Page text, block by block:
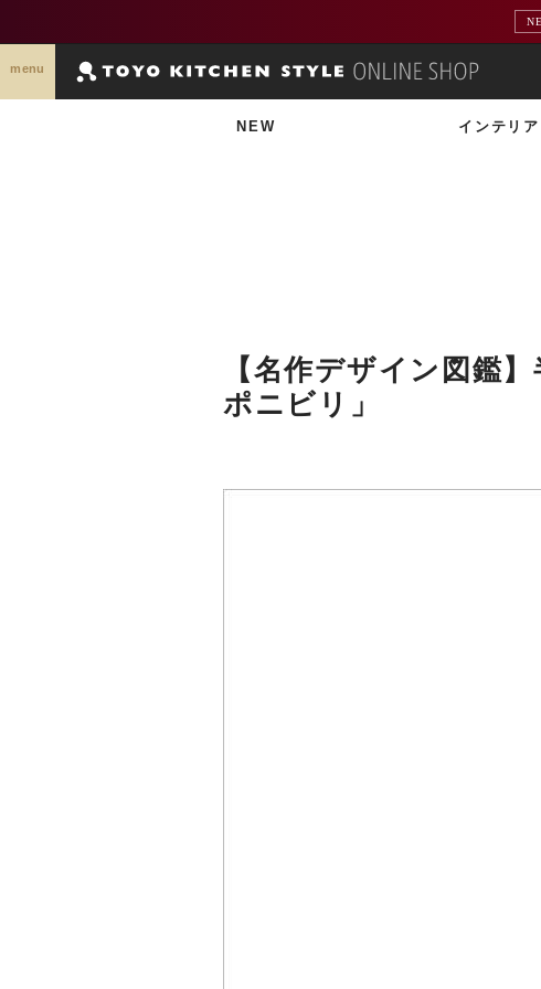
menu
NEW インテリア
【名作デザイン図鑑
ポニビリ」